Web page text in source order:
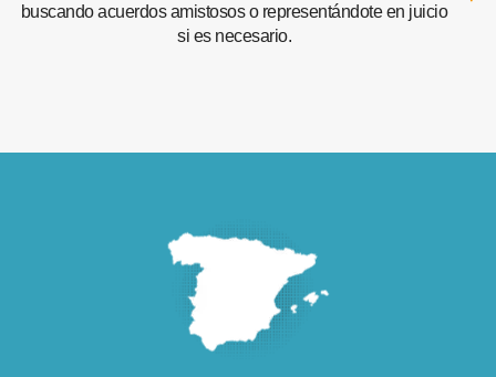
buscando acuerdos amistosos o representándote en juicio
si es necesario.